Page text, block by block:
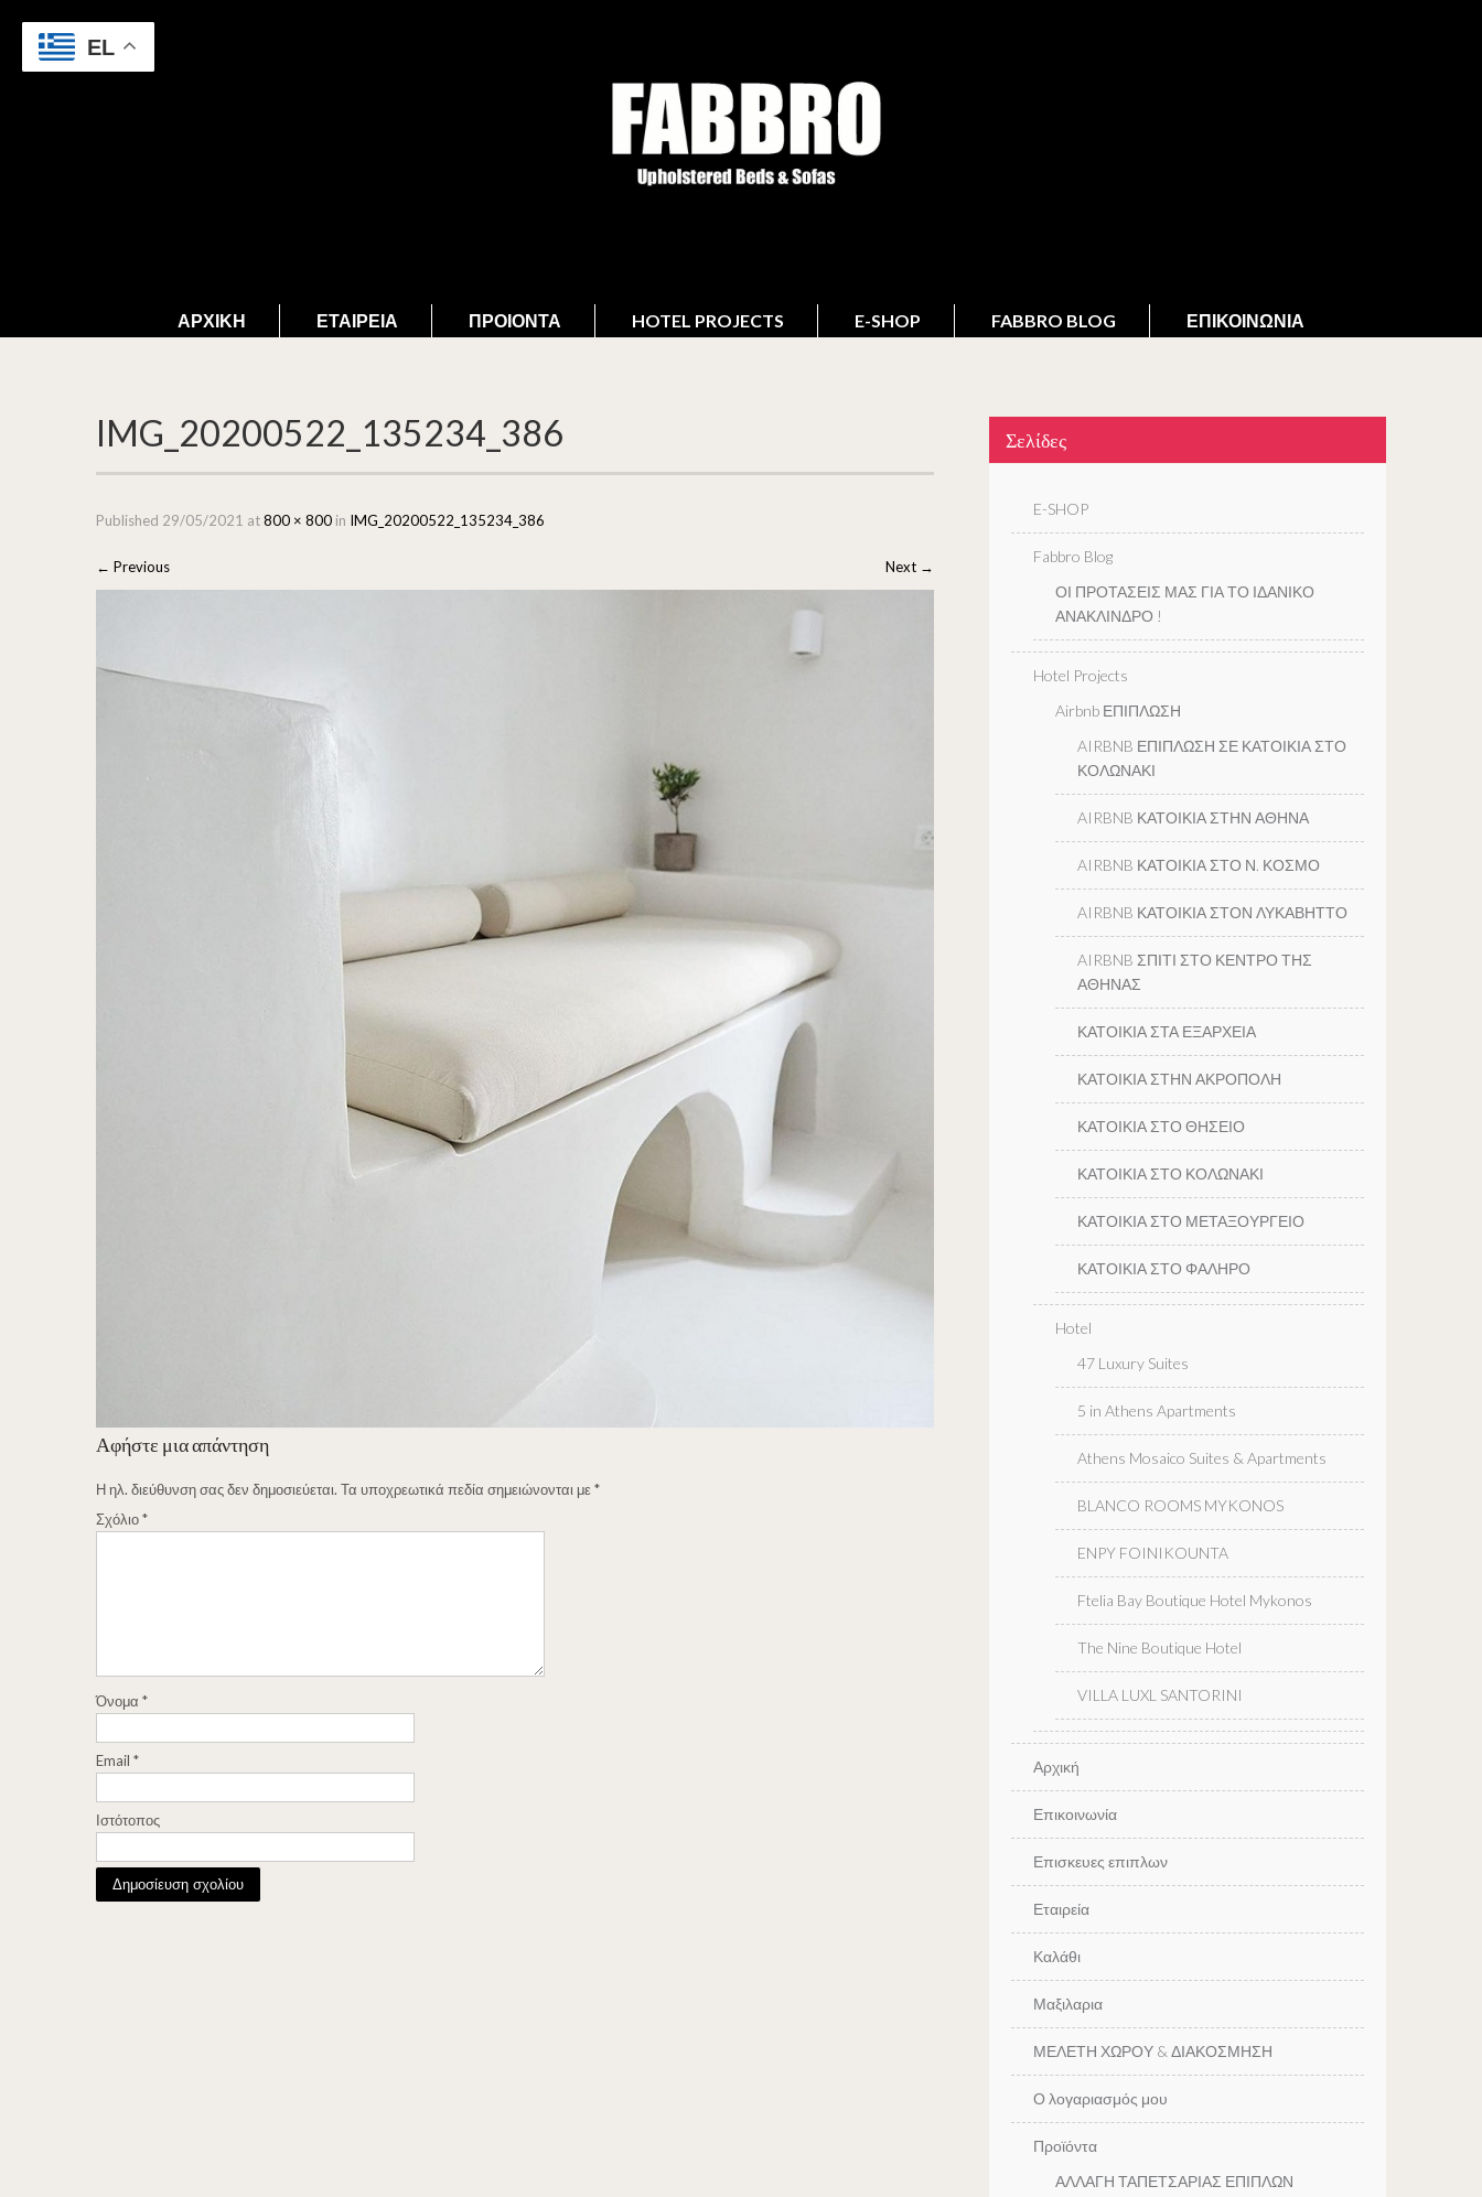
ΑΡΧΙΚΉ ΕΤΑΙΡΕΊΑ ΠΡΟΙΌΝΤΑ HOTEL PROJECTS E-SHOP FABBRO BLOG ΕΠΙΚΟΙΝΩΝΊΑ
IMG_20200522_135234_386
Published 29/05/2021 at800 × 800 in IMG_20200522_135234_386
← Previous Next →
Αφήστε μια απάντηση
Η ηλ. διεύθυνση σας δεν δημοσιεύεται. Τα υποχρεωτικά πεδία σημειώνονται με*
Σχόλιο*
Όνομα *
Email *
Ιστότοπος
Σελίδες
E-SHOP
Fabbro Blog
ΟΙ ΠΡΟΤΑΣΕΙΣ ΜΑΣ ΓΙΑ ΤΟ ΙΔΑΝΙΚΟ
ΑΝΑΚΛΙΝΔΡΟ !
Hotel Projects
Airbnb ΕΠΙΠΛΩΣΗ
AIRBNB ΕΠΙΠΛΩΣΗ ΣΕ ΚΑΤΟΙΚΙΑ ΣΤΟ
ΚΟΛΩΝΑΚΙ
AIRBNB ΚΑΤΟΙΚΙΑ ΣΤΗΝ ΑΘΗΝΑ
AIRBNB ΚΑΤΟΙΚΙΑ ΣΤΟ Ν. ΚΟΣΜΟ
AIRBNB ΚΑΤΟΙΚΙΑ ΣΤΟΝ ΛΥΚΑΒΗΤΤΟ
AIRBNB ΣΠΙΤΙ ΣΤΟ ΚΕΝΤΡΟ ΤΗΣ
ΑΘΗΝΑΣ
ΚΑΤΟΙΚΙΑ ΣΤΑ ΕΞΑΡΧΕΙΑ
ΚΑΤΟΙΚΙΑ ΣΤΗΝ ΑΚΡΟΠΟΛΗ
ΚΑΤΟΙΚΙΑ ΣΤΟ ΘΗΣΕΙΟ
ΚΑΤΟΙΚΙΑ ΣΤΟ ΚΟΛΩΝΑΚΙ
ΚΑΤΟΙΚΙΑ ΣΤΟ ΜΕΤΑΞΟΥΡΓΕΙΟ
ΚΑΤΟΙΚΙΑ ΣΤΟ ΦΑΛΗΡΟ
Hotel
47 Luxury Suites
5 in Athens Apartments
Athens Mosaico Suites & Apartments
BLANCO ROOMS MYKONOS
ENPY FOINIKOUNTA
Ftelia Bay Boutique Hotel Mykonos
The Nine Boutique Hotel
VILLA LUXL SANTORINI
Αρχική
Επικοινωνία
Επισκευες επιπλων
Εταιρεία
Καλάθι
Μαξιλαρια
ΜΕΛΕΤΗ ΧΩΡΟΥ & ΔΙΑΚΟΣΜΗΣΗ
Ο λογαριασμός μου
Προϊόντα
ΑΛΛΑΓΗ ΤΑΠΕΤΣΑΡΙΑΣ ΕΠΙΠΛΩΝ
EL